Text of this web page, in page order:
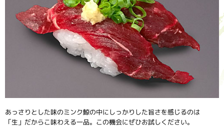
あっさりとした味のミンク鯨の中にしっかりした旨さを感じるのは
「生」だからこ味わえる一品。この機会にぜひお試しください。